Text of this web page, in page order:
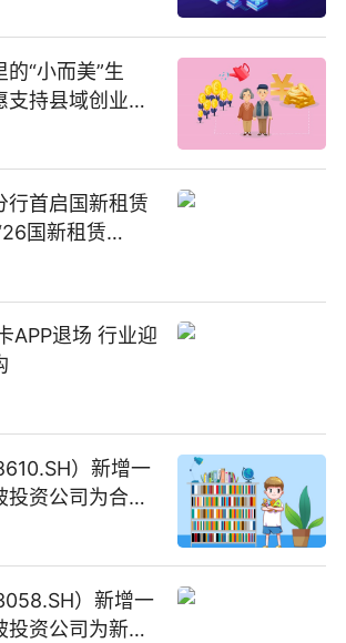
“小而美”生
支持县域创业者
行首启国新租赁
点精选
APP退场 行业迎
）新增一
资公司为合肥
公司
）新增一
资公司为新绘